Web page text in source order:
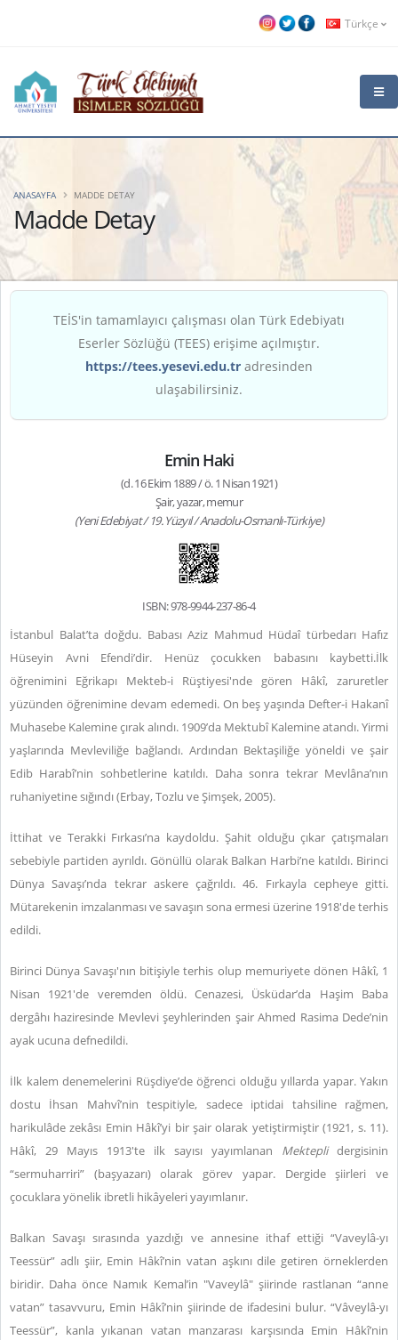
Türkçe
Madde Detay
ANASAYFA MADDE DETAY
TEİS'in tamamlayıcı çalışması olan Türk Edebiyatı
Eserler Sözlüğü (TEES) erişime açılmıştır.
https://tees.yesevi.edu.tr adresinden
ulaşabilirsiniz.
Emin Haki
(d. 16 Ekim 1889 / ö. 1 Nisan 1921)
Şair, yazar, memur
(Yeni Edebiyat / 19. Yüzyıl / Anadolu-Osmanlı-Türkiye)
ISBN: 978-9944-237-86-4
İstanbul Balat’ta doğdu. Babası Aziz Mahmud Hüdaî türbedarı Hafız
Hüseyin Avni Efendi’dir. Henüz çocukken babasını kaybetti.İlk
öğrenimini Eğrikapı Mekteb-i Rüştiyesi'nde gören Hâkî, zaruretler
yüzünden öğrenimine devam edemedi. On beş yaşında Defter-i Hakanî
Muhasebe Kalemine çırak alındı. 1909’da Mektubî Kalemine atandı. Yirmi
yaşlarında Mevleviliğe bağlandı. Ardından Bektaşiliğe yöneldi ve şair
Edib Harabî’nin sohbetlerine katıldı. Daha sonra tekrar Mevlâna’nın
ruhaniyetine sığındı (Erbay, Tozlu ve Şimşek, 2005).
İttihat ve Terakki Fırkası’na kaydoldu. Şahit olduğu çıkar çatışmaları
sebebiyle partiden ayrıldı. Gönüllü olarak Balkan Harbi’ne katıldı. Birinci
Dünya Savaşı’nda tekrar askere çağrıldı. 46. Fırkayla cepheye gitti.
Mütarekenin imzalanması ve savaşın sona ermesi üzerine 1918'de terhis
edildi.
Birinci Dünya Savaşı'nın bitişiyle terhis olup memuriyete dönen Hâkî, 1
Nisan 1921'de veremden öldü. Cenazesi, Üsküdar’da Haşim Baba
dergâhı haziresinde Mevlevi şeyhlerinden şair Ahmed Rasima Dede’nin
ayak ucuna defnedildi.
İlk kalem denemelerini Rüşdiye’de öğrenci olduğu yıllarda yapar. Yakın
dostu İhsan Mahvî’nin tespitiyle, sadece iptidai tahsiline rağmen,
harikulâde zekâsı Emin Hâkî’yi bir şair olarak yetiştirmiştir (1921, s. 11).
Hâkî, 29 Mayıs 1913'te ilk sayısı yayımlanan Mekteplidergisinin
“sermuharriri” (başyazarı) olarak görev yapar. Dergide şiirleri ve
çocuklara yönelik ibretli hikâyeleri yayımlanır.
Balkan Savaşı sırasında yazdığı ve annesine ithaf ettiği “Vaveylâ-yı
Teessür” adlı şiir, Emin Hâkî’nin vatan aşkını dile getiren örneklerden
biridir. Daha önce Namık Kemal’in "Vaveylâ" şiirinde rastlanan “anne
vatan” tasavvuru, Emin Hâkî’nin şiirinde de ifadesini bulur. “Vâveylâ-yı
Teessür”, kanla yıkanan vatan manzarası karşısında Emin Hâkî’nin